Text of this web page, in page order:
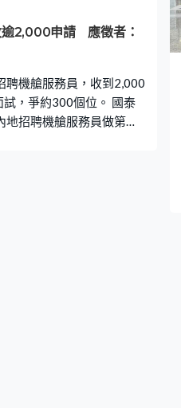
人指目前還有大約50公斤
售，蝕一點散貨也好過
必打得響，因為當局周五
的監管已
2,000申請 應徵者：
聘機艙服務員，收到2,000
，爭約300個位。 國泰
招聘機艙服務員做第二